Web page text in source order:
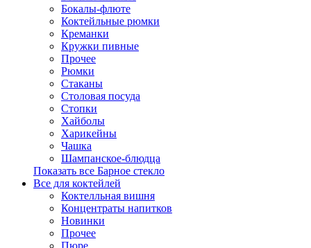
Бокалы-флюте
Коктейльные рюмки
Креманки
Кружки пивные
Прочее
Рюмки
Стаканы
Столовая посуда
Стопки
Хайболы
Харикейны
Чашка
Шампанское-блюдца
Показать все Барное стекло
Все для коктейлей
Коктелльная вишня
Концентраты напитков
Новинки
Прочее
Пюре